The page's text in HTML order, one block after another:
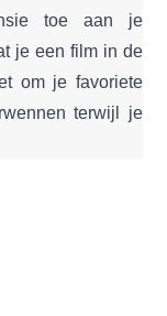
toe aan je
je een film in de
om je favoriete
terwijl je